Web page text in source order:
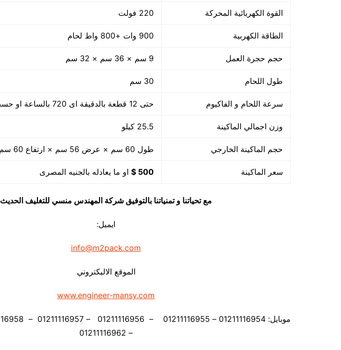
القوة الكهربائية المحركة 220 فولت
الطاقة الكهربية 900 وات +800 واط لحام
حجم حجرة العمل 9 سم × 36 سم × 32 سم
طول اللحام 30 سم
سرعة اللحام و الفاكيوم حتى 12 قطعة بالدقيقة اى 720 بالساعة او حسب حجم القطعة
وزن اجمالي الماكينة 25.5 كيلو
حجم الماكينة الخارجي طول 60 سم × عرض 56 سم × ارتفاع 60 سم
سعر الماكينة 500 $ او ما يعادله بالجنيه المصرى
مع تحياتنا و تمنياتنا بالتوفيق شركة المهندس منسي للتغليف الحديث
ايميل:
info@m2pack.com
الموقع الاليكتروني
www.engineer-mansy.com
– 01211116962